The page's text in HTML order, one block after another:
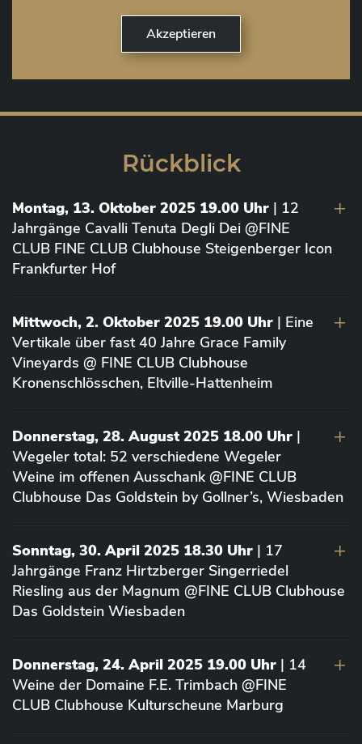
Rückblick
Montag, 13. Oktober 2025 19.00 Uhr | 12
Jahrgänge Cavalli Tenuta Degli Dei @FINE
CLUB FINE CLUB Clubhouse Steigenberger Icon
Frankfurter Hof
Mittwoch, 2. Oktober 2025 19.00 Uhr | Eine
Vertikale über fast 40 Jahre Grace Family
Vineyards @ FINE CLUB Clubhouse
Kronenschlösschen, Eltville-Hattenheim
Donnerstag, 28. August 2025 18.00 Uhr |
Wegeler total: 52 verschiedene Wegeler
Weine im offenen Ausschank @FINE CLUB
Clubhouse Das Goldstein by Gollner’s, Wiesbaden
Sonntag, 30. April 2025 18.30 Uhr | 17
Jahrgänge Franz Hirtzberger Singerriedel
Riesling aus der Magnum @FINE CLUB Clubhouse
Das Goldstein Wiesbaden
Donnerstag, 24. April 2025 19.00 Uhr | 14
Weine der Domaine F.E. Trimbach @FINE
CLUB Clubhouse Kulturscheune Marburg